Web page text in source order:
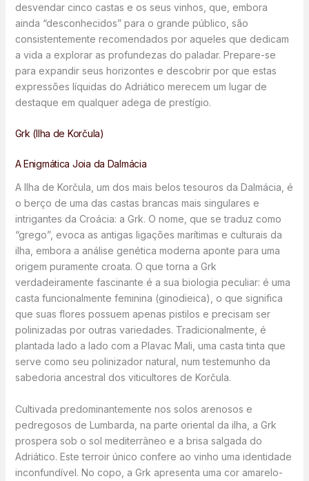
desvendar cinco castas e os seus vinhos, que, embora
ainda “desconhecidos” para o grande público, são
consistentemente recomendados por aqueles que dedicam
a vida a explorar as profundezas do paladar. Prepare-se
para expandir seus horizontes e descobrir por que estas
expressões líquidas do Adriático merecem um lugar de
destaque em qualquer adega de prestígio.
Grk (Ilha de Korčula)
A Enigmática Joia da Dalmácia
A Ilha de Korčula, um dos mais belos tesouros da Dalmácia, é
o berço de uma das castas brancas mais singulares e
intrigantes da Croácia: a Grk. O nome, que se traduz como
“grego”, evoca as antigas ligações marítimas e culturais da
ilha, embora a análise genética moderna aponte para uma
origem puramente croata. O que torna a Grk
verdadeiramente fascinante é a sua biologia peculiar: é uma
casta funcionalmente feminina (ginodieica), o que significa
que suas flores possuem apenas pistilos e precisam ser
polinizadas por outras variedades. Tradicionalmente, é
plantada lado a lado com a Plavac Mali, uma casta tinta que
serve como seu polinizador natural, num testemunho da
sabedoria ancestral dos viticultores de Korčula.
Cultivada predominantemente nos solos arenosos e
pedregosos de Lumbarda, na parte oriental da ilha, a Grk
prospera sob o sol mediterrâneo e a brisa salgada do
Adriático. Este terroir único confere ao vinho uma identidade
inconfundível. No copo, a Grk apresenta uma cor amarelo-